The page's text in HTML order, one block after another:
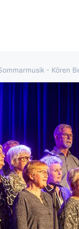
- Kören